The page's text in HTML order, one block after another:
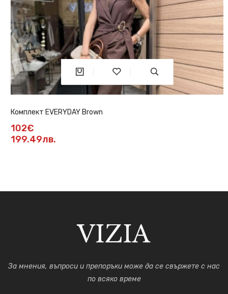
Комплект EVERYDAY Brown
102€
199.49лв.
За мнения, въпроси и препоръки може да се свържете с нас
по всяко време